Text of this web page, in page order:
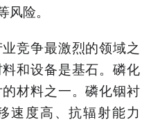
险。
竞争最激烈的领域之
和设备是基石。磷化
材料之一。磷化铟衬
速度高、抗辐射能力